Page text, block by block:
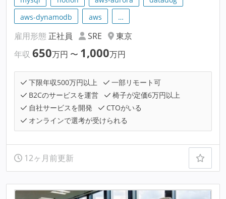
aws-dynamodb
aws …
雇用形態 正社員 SRE
東京
年収 650万円 〜 1,000万円
下限年収500万円以上
一部リモート可
B2Cのサービスを運営
椅子が定価6万円以上
自社サービスを開発
CTOがいる
オンラインで選考が受けられる
12ヶ月前更新